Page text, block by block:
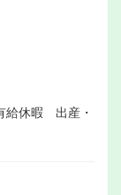
休暇 出産・